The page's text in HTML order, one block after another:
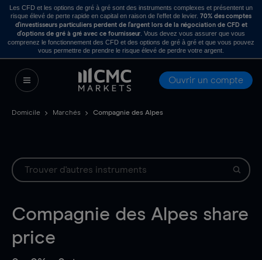
Les CFD et les options de gré à gré sont des instruments complexes et présentent un
risque élevé de perte rapide en capital en raison de l’effet de levier. 70% des comptes
d’investisseurs particuliers perdent de l’argent lors de la négociation de CFD et
d’options de gré à gré avec ce fournisseur . Vous devez vous assurer que vous
comprenez le fonctionnement des CFD et des options de gré à gré et que vous pouvez
vous permettre de prendre le risque élevé de perdre votre argent.
Ouvrir un compte
Domicile Marchés Compagnie des Alpes
Compagnie des Alpes share
price